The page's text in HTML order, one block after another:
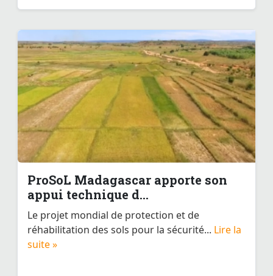
ProSoL Madagascar apporte son
appui technique d...
Le projet mondial de protection et de
réhabilitation des sols pour la sécurité... Lire la
suite »